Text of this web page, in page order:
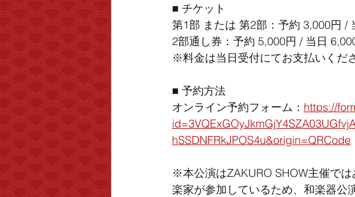
■ チケット
第1部 または 第2部：予約 3,000円 /
2部通し券：予約 5,000円 / 当日
※料金は当日受付にてお支払いくださ
■ 予約方法
オンライン予約フォーム： https://
hSSDNFRkJPOS4u&origin=QRCode
※本公演はZAKURO SHOW主催で
楽家が参加しているため、和楽器公